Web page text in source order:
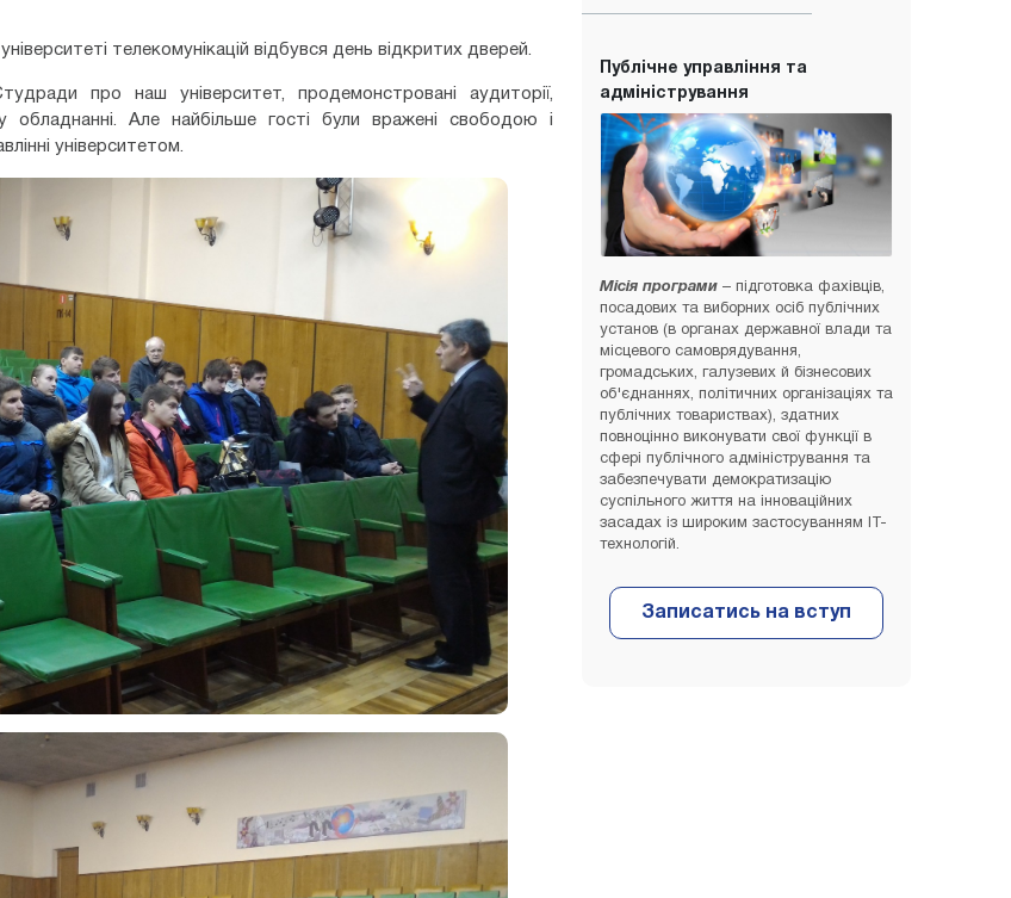
телекомунікацій відбувся день відкритих дверей.
про наш університет, продемонстровані аудиторії,
Але найбільше гості були вражені свободою і
університетом.
Публічне управління та
адміністрування
Місія програми – підготовка фахівців,
посадових та виборних осіб публічних
установ (в органах державної влади та
місцевого самоврядування,
громадських, галузевих й бізнесових
об'єднаннях, політичних організаціях та
публічних товариствах), здатних
повноцінно виконувати свої функції в
сфері публічного адміністрування та
забезпечувати демократизацію
суспільного життя на інноваційних
засадах із широким застосуванням ІТ-
технологій.